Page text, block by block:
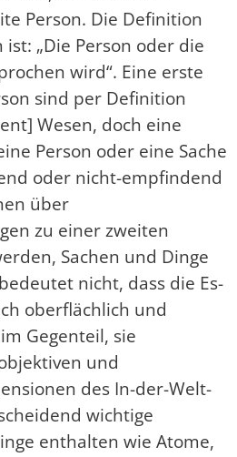
Person. Die Definition
„Die Person oder die
wird“. Eine erste
sind per Definition
Wesen, doch eine
Person oder eine Sache
oder nicht-empfindend
über
zu einer zweiten
Sachen und Dinge
nicht, dass die Es-
oberflächlich und
Gegenteil, sie
und
des In-der-Welt-
wichtige
enthalten wie Atome,